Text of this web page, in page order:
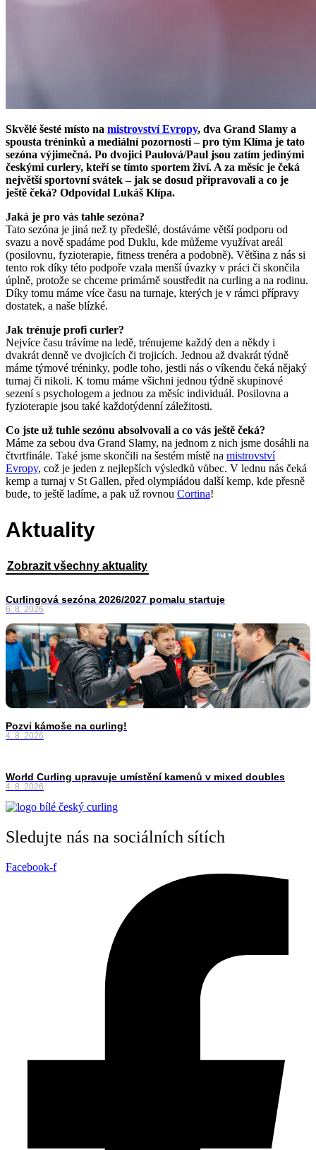
Skvělé šesté místo na mistrovství Evropy, dva Grand Slamy a
spousta tréninků a mediální pozornosti – pro tým Klíma je tato
sezóna výjimečná. Po dvojici Paulová/Paul jsou zatím jedinými
českými curlery, kteří se tímto sportem živí. A za měsíc je čeká
největší sportovní svátek – jak se dosud připravovali a co je
ještě čeká? Odpovídal Lukáš Klípa.
Jaká je pro vás tahle sezóna?
Tato sezóna je jiná než ty předešlé, dostáváme větší podporu od
svazu a nově spadáme pod Duklu, kde můžeme využívat areál
(posilovnu, fyzioterapie, fitness trenéra a podobně). Většina z nás si
tento rok díky této podpoře vzala menší úvazky v práci či skončila
úplně, protože se chceme primárně soustředit na curling a na rodinu.
Díky tomu máme více času na turnaje, kterých je v rámci přípravy
dostatek, a naše blízké.
Jak trénuje profi curler?
Nejvíce času trávíme na ledě, trénujeme každý den a někdy i
dvakrát denně ve dvojicích či trojicích. Jednou až dvakrát týdně
máme týmové tréninky, podle toho, jestli nás o víkendu čeká nějaký
turnaj či nikoli. K tomu máme všichni jednou týdně skupinové
sezení s psychologem a jednou za měsíc individuál. Posilovna a
fyzioterapie jsou také každotýdenní záležitosti.
Co jste už tuhle sezónu absolvovali a co vás ještě čeká?
Máme za sebou dva Grand Slamy, na jednom z nich jsme dosáhli na
čtvrtfinále. Také jsme skončili na šestém místě na mistrovství
Evropy, což je jeden z nejlepších výsledků vůbec. V lednu nás čeká
kemp a turnaj v St Gallen, před olympiádou další kemp, kde přesně
bude, to ještě ladíme, a pak už rovnou Cortina!
Aktuality
Zobrazit všechny aktuality
Curlingová sezóna 2026/2027 pomalu startuje
6. 8. 2026
Pozvi kámoše na curling!
4. 8. 2026
World Curling upravuje umístění kamenů v mixed doubles
4. 8. 2026
Sledujte nás na sociálních sítích
Facebook-f